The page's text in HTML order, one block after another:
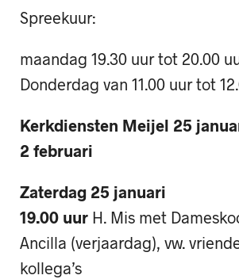
Spreekuur:
maandag 19.30 uur tot 20.00
Donderdag van 11.00 uur tot
Kerkdiensten Meijel 25
2 februari
Zaterdag 25 januari
19.00 uur H. Mis met
Ancilla (verjaardag), vw.
kollega’s